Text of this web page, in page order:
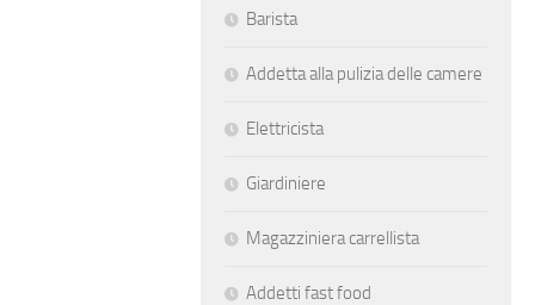
Barista
Addetta alla pulizia delle camere
Elettricista
Giardiniere
Magazziniera carrellista
Addetti fast food